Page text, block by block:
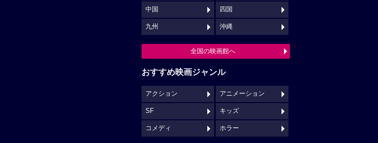
中国 四国
九州 沖縄
全国の映画館へ
おすすめ映画ジャンル
アクション アニメーション
SF キッズ
コメディ ホラー